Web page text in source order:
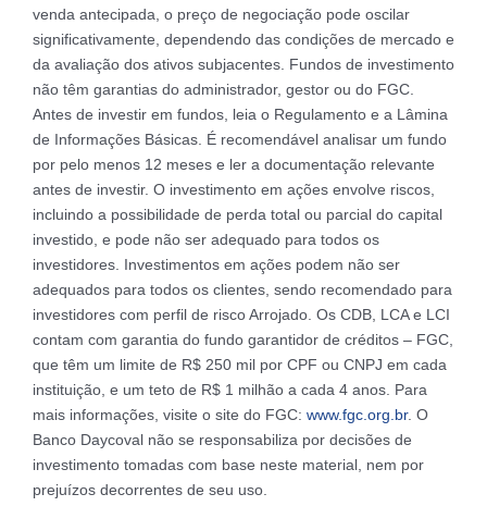
venda antecipada, o preço de negociação pode oscilar
significativamente, dependendo das condições de mercado e
da avaliação dos ativos subjacentes. Fundos de investimento
não têm garantias do administrador, gestor ou do FGC.
Antes de investir em fundos, leia o Regulamento e a Lâmina
de Informações Básicas. É recomendável analisar um fundo
por pelo menos 12 meses e ler a documentação relevante
antes de investir. O investimento em ações envolve riscos,
incluindo a possibilidade de perda total ou parcial do capital
investido, e pode não ser adequado para todos os
investidores. Investimentos em ações podem não ser
adequados para todos os clientes, sendo recomendado para
investidores com perfil de risco Arrojado. Os CDB, LCA e LCI
contam com garantia do fundo garantidor de créditos – FGC,
que têm um limite de R$ 250 mil por CPF ou CNPJ em cada
instituição, e um teto de R$ 1 milhão a cada 4 anos. Para
mais informações, visite o site do FGC: www.fgc.org.br. O
Banco Daycoval não se responsabiliza por decisões de
investimento tomadas com base neste material, nem por
prejuízos decorrentes de seu uso.